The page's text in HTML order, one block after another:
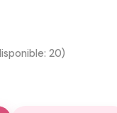
20)